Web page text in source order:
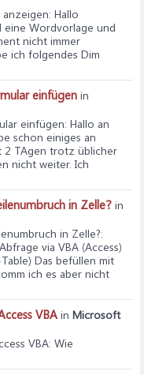
anzeigen: Hallo
eine Wordvorlage und
nicht immer
ich folgendes Dim
einfügen in
einfügen: Hallo an
schon einiges an
2 TAgen trotz üblicher
nicht weiter. Ich
in Zelle? in
in Zelle?:
via VBA (Access)
Das befüllen mit
ich es aber nicht
VBA in Microsoft
VBA: Wie